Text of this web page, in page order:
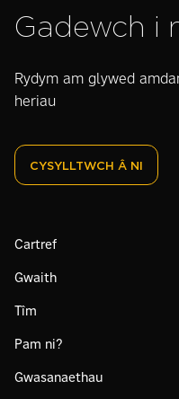
Gadewch i
Rydym am glywed
heriau
CYSYLLTWCH Â NI
Cartref
Gwaith
Tîm
Pam ni?
Gwasanaethau